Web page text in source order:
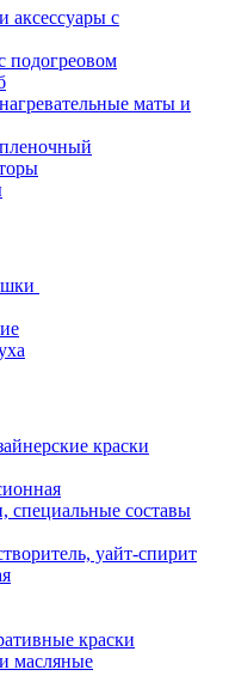
аксессуары с
подогреовом
маты и
краски
специальные составы
уайт-спирит
краски
масляные